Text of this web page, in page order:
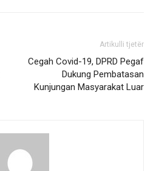
Artikulli tjetër
Cegah Covid-19, DPRD Pegaf
Dukung Pembatasan
Kunjungan Masyarakat Luar